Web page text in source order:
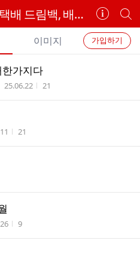
해외이사, 국제택배 드림백, 배송대행 현대해운의 GLOBAL TA
카
페
정
보
개
별
카
페
가입하기
이미지
가지다
작성시간
25.06.22 조회수
21
조회수
21
수
조회수
9